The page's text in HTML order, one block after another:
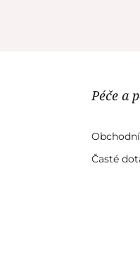
Péče a
Časté